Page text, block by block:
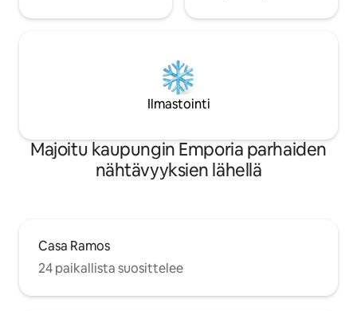
Ilmastointi
Majoitu kaupungin Emporia parhaiden
nähtävyyksien lähellä
Casa Ramos
24 paikallista suosittelee